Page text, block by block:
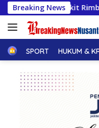
Langsung
ke
konten
Breaking News
Rimbang Baling
HomeSPORT HUKUM &